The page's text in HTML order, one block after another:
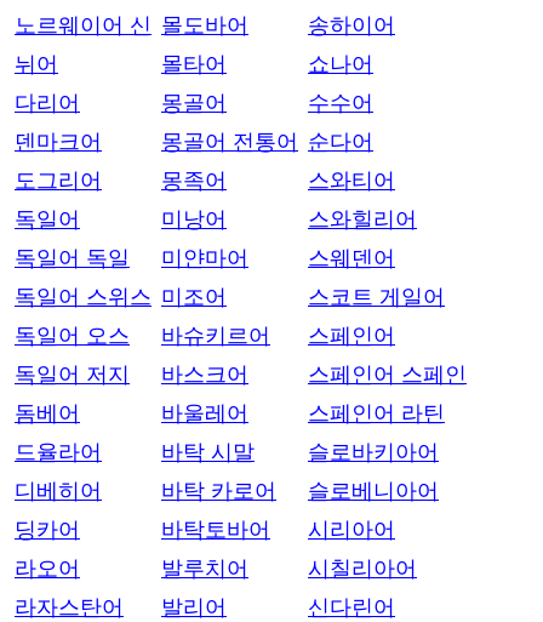
노르웨이어 신
뉘어
다리어
덴마크어
도그리어
독일어
독일어 독일
독일어 스위스
독일어 오스
독일어 저지
돔베어
드율라어
디베히어
딩카어
라오어
라자스탄어
몰도바어
몰타어
몽골어
몽골어 전통어
몽족어
미낭어
미얀마어
미조어
바슈키르어
바스크어
바울레어
바탁 시말
바탁 카로어
바탁토바어
발루치어
발리어
송하이어
쇼나어
수수어
순다어
스와티어
스와힐리어
스웨덴어
스코트 게일어
스페인어
스페인어 스페인
스페인어 라틴
슬로바키아어
슬로베니아어
시리아어
시칠리아어
신다린어